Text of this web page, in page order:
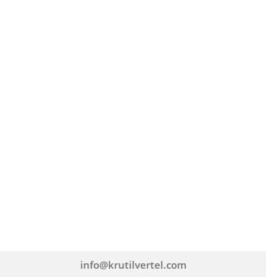
info@krutilvertel.com